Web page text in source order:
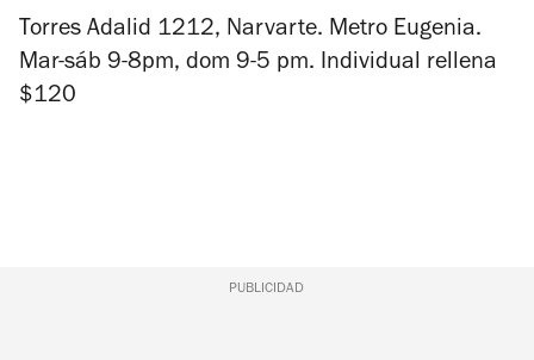
Torres Adalid 1212, Narvarte. Metro Eugenia.
Mar-sáb 9-8pm, dom 9-5 pm. Individual rellena
$120
PUBLICIDAD